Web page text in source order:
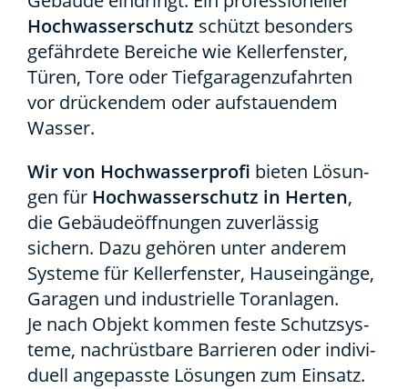
Hoch­was­ser­schutz schützt beson­ders
gefähr­de­te Berei­che wie Kel­ler­fens­ter,
Türen, Tore oder Tief­ga­ra­gen­zu­fahr­ten
vor drü­cken­dem oder auf­stau­en­dem
Was­ser.
Wir von Hoch­was­ser­pro­fi bie­ten Lösun­
gen für Hoch­was­ser­schutz in Her­ten,
die Gebäu­de­öff­nun­gen zuver­läs­sig
sichern. Dazu gehö­ren unter ande­rem
Sys­te­me für Kel­ler­fens­ter, Haus­ein­gän­ge,
Gara­gen und indus­tri­el­le Tor­an­la­gen.
Je nach Objekt kom­men fes­te Schutz­sys­
te­me, nach­rüst­ba­re Bar­rie­ren oder indi­vi­
du­ell ange­pass­te Lösun­gen zum Ein­satz.